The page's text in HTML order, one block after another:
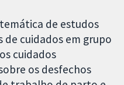
de estudos
cuidados em grupo
cuidados
os desfechos